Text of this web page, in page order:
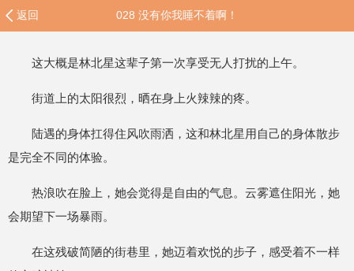
返回 028 没有你我睡不着啊！
这大概是林北星这辈子第一次享受无人打扰的上午。
街道上的太阳很烈，晒在身上火辣辣的疼。
陆遇的身体扛得住风吹雨洒，这和林北星用自己的身体散步
是完全不同的体验。
热浪吹在脸上，她会觉得是自由的气息。云雾遮住阳光，她
会期望下一场暴雨。
在这残破简陋的街巷里，她迈着欢悦的步子，感受着不一样